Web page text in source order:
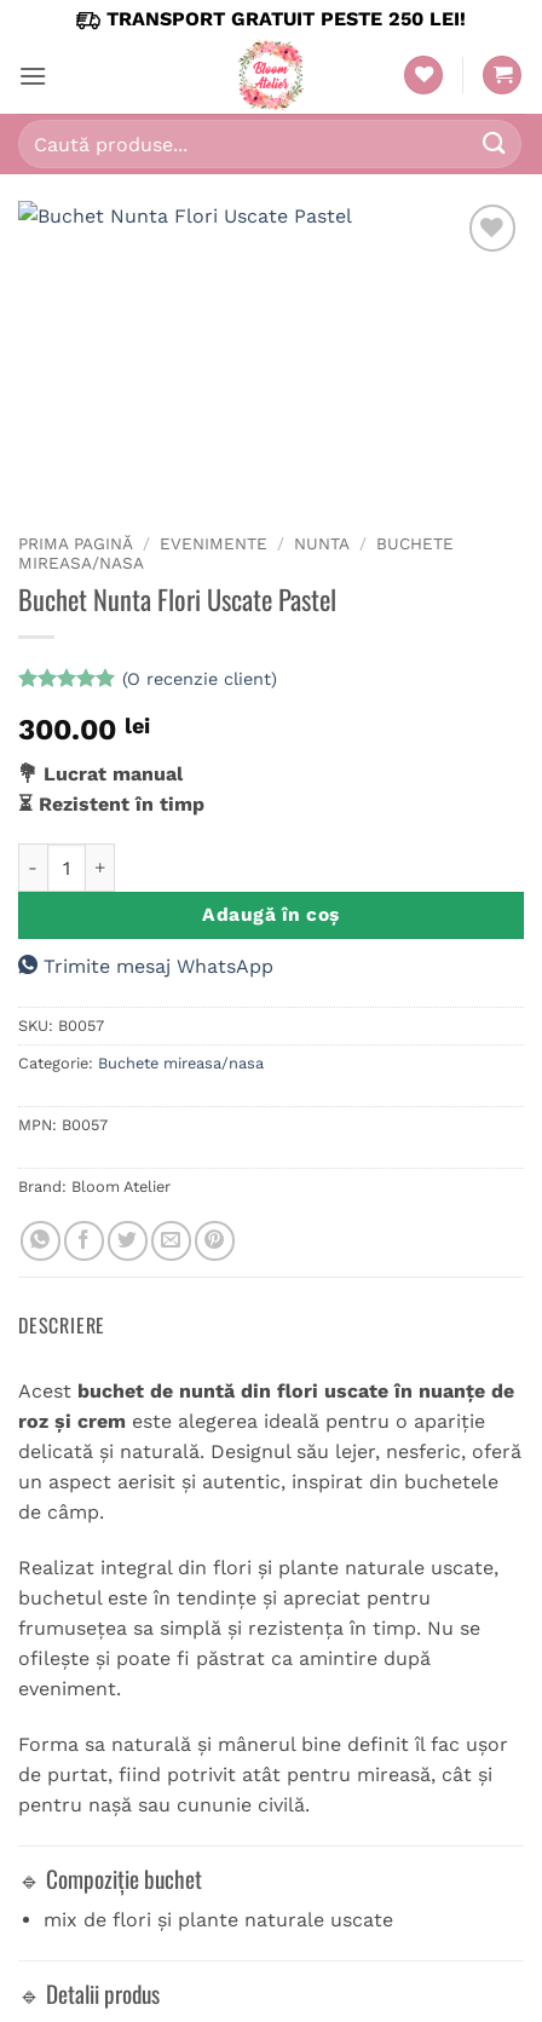
content
TRANSPORT GRATUIT PESTE 250 LEI!
Caută
după:
PRIMA PAGINĂ / EVENIMENTE / NUNTA / BUCHETE
MIREASA/NASA
Buchet Nunta Flori Uscate Pastel
5din 5 pe
baza unei
singure
evaluări
(O recenzie client)
300.00 lei
💐 Lucrat manual
⏳ Rezistent în timp
Adaugă în coș
Trimite mesaj WhatsApp
SKU: B0057
Categorie: Buchete mireasa/nasa
MPN: B0057
Brand: Bloom Atelier
DESCRIERE
Acest buchet de nuntă din flori uscate în nuanțe de
roz și crem este alegerea ideală pentru o apariție
delicată și naturală. Designul său lejer, nesferic, oferă
un aspect aerisit și autentic, inspirat din buchetele
de câmp.
Realizat integral din flori și plante naturale uscate,
buchetul este în tendințe și apreciat pentru
frumusețea sa simplă și rezistența în timp. Nu se
ofilește și poate fi păstrat ca amintire după
eveniment.
Forma sa naturală și mânerul bine definit îl fac ușor
de purtat, fiind potrivit atât pentru mireasă, cât și
pentru nașă sau cununie civilă.
🔹 Compoziție buchet
mix de flori și plante naturale uscate
🔹 Detalii produs